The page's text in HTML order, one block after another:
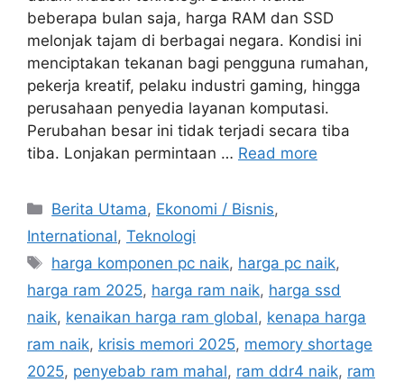
beberapa bulan saja, harga RAM dan SSD
melonjak tajam di berbagai negara. Kondisi ini
menciptakan tekanan bagi pengguna rumahan,
pekerja kreatif, pelaku industri gaming, hingga
perusahaan penyedia layanan komputasi.
Perubahan besar ini tidak terjadi secara tiba
tiba. Lonjakan permintaan … Read more
C
a
e
g
o
r
i
Berita Utama, Ekonomi / Bisnis,
International, Teknologi
T
a
g
s
harga komponen pc naik, harga pc naik,
harga ram 2025, harga ram naik, harga ssd
naik, kenaikan harga ram global, kenapa harga
ram naik, krisis memori 2025, memory shortage
2025, penyebab ram mahal, ram ddr4 naik, ram